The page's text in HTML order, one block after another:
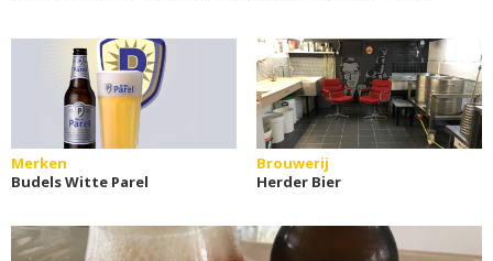
Merken
Budels Witte Parel
Brouwerij
Herder Bier